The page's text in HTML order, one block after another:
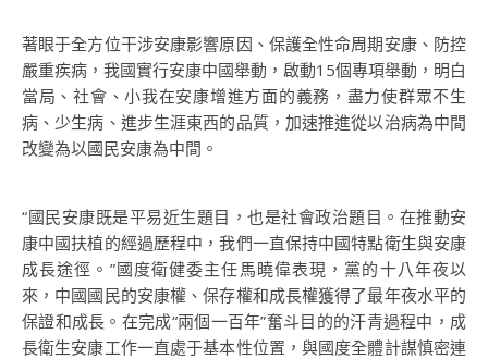
著眼于全方位干涉安康影響原因、保護全性命周期安康、防控
嚴重疾病，我國實行安康中國舉動，啟動15個專項舉動，明白
當局、社會、小我在安康增進方面的義務，盡力使群眾不生
病、少生病、進步生涯東西的品質，加速推進從以治病為中間
改變為以國民安康為中間。
“國民安康既是平易近生題目，也是社會政治題目。在推動安
康中國扶植的經過歷程中，我們一直保持中國特點衛生與安康
成長途徑。”國度衛健委主任馬曉偉表現，黨的十八年夜以
來，中國國民的安康權、保存權和成長權獲得了最年夜水平的
保證和成長。在完成“兩個一百年”奮斗目的的汗青過程中，成
長衛生安康工作一直處于基本性位置，與國度全體計謀慎密連